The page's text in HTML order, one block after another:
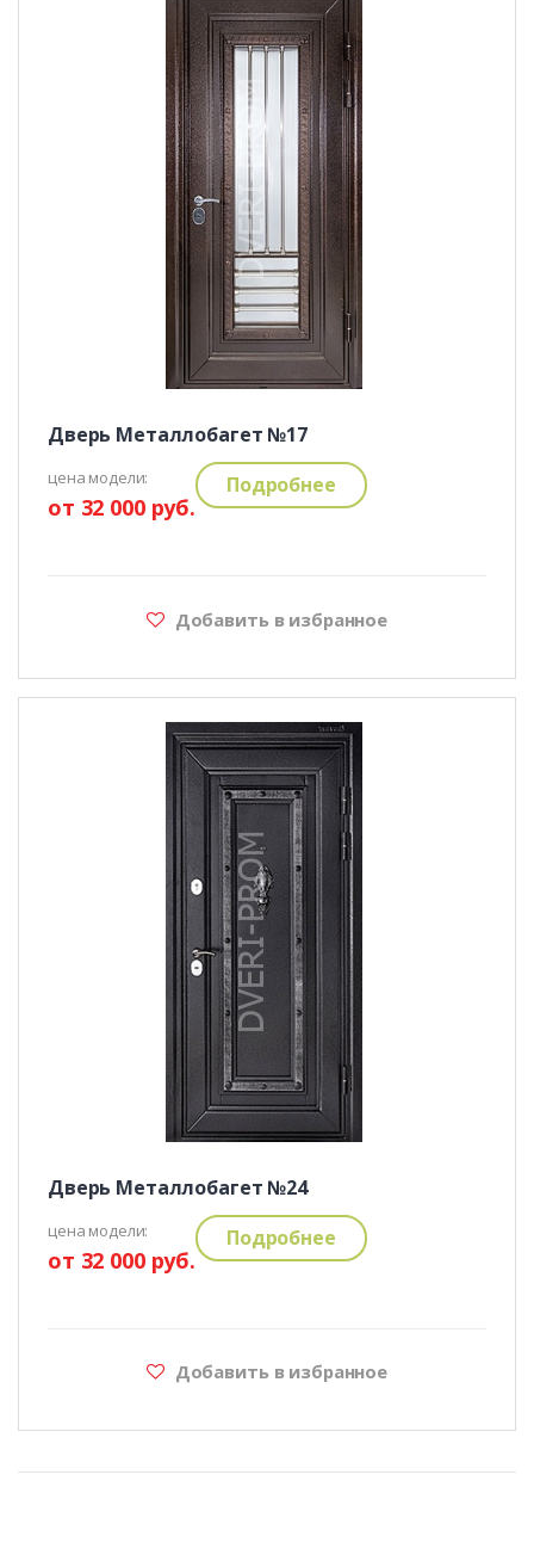
Дверь Металлобагет №17
цена модели:
от 32 000 руб.
Подробнее
Добавить в избранное
Дверь Металлобагет №24
цена модели:
от 32 000 руб.
Подробнее
Добавить в избранное